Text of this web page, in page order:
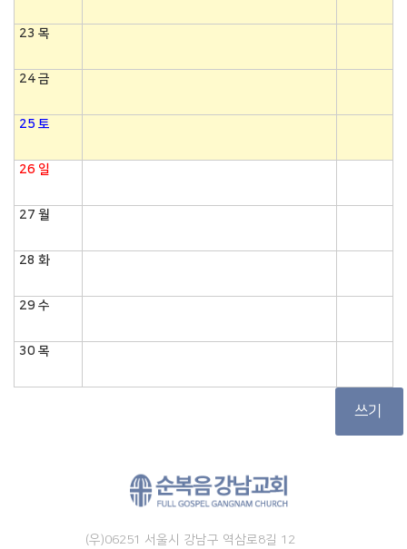
23 목
24 금
25 토
26 일
27 월
28 화
29 수
30 목
쓰기
(우)06251 서울시 강남구 역삼로8길 12